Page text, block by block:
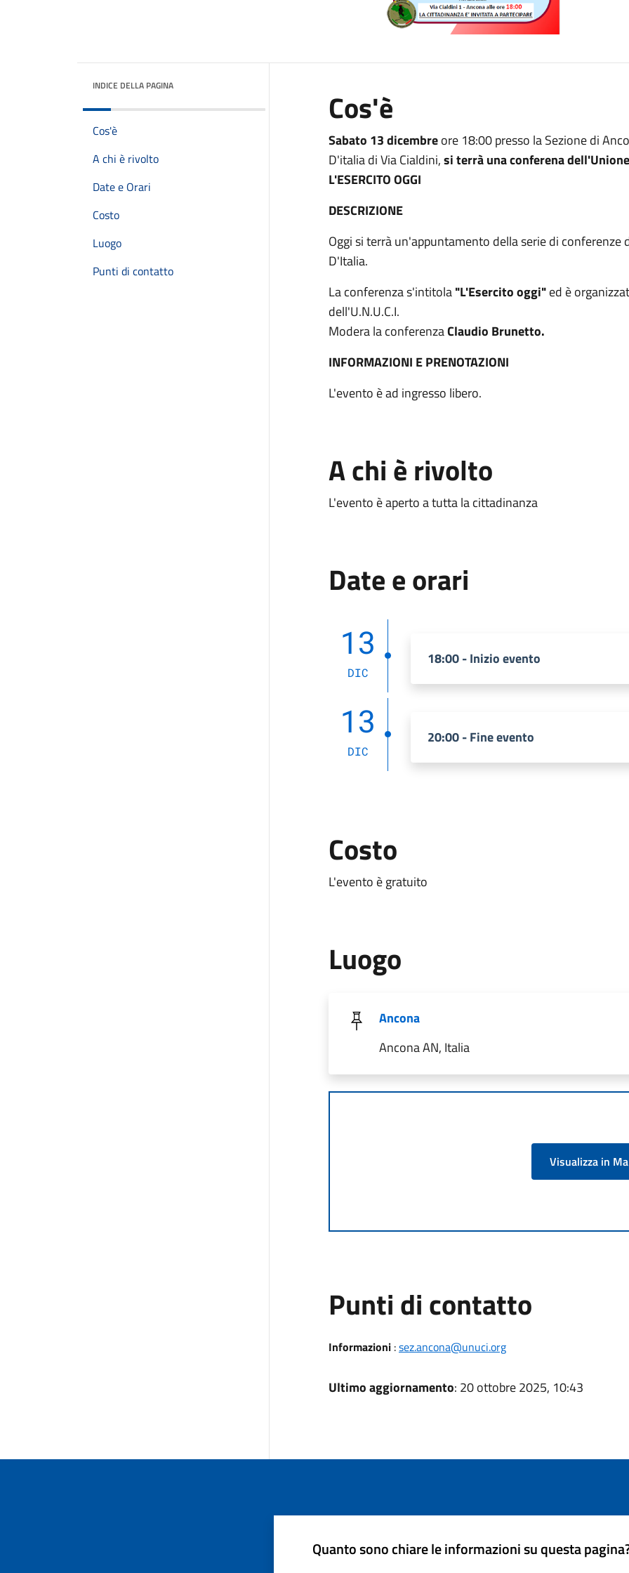
INDICE DELLA PAGINA
Cos'è
A chi è rivolto
Date e Orari
Costo
Luogo
Punti di contatto
Cos'è
Sabato 13 dicembreore 18:00 presso la Sezione di
D'italia di Via Cialdini,si terrà una conferena
L'ESERCITO OGGI
DESCRIZIONE
Oggi si terrà un'appuntamento della serie di
D'Italia.
La conferenza s'intitola"L'Esercito oggi"ed è
dell'U.N.U.C.I.
Modera la conferenzaClaudio Brunetto.
INFORMAZIONI E PRENOTAZIONI
L'evento è ad ingresso libero.
A chi è rivolto
L'evento è aperto a tutta la cittadinanza
Date e orari
13
DIC
18:00 - Inizio evento
13
DIC
20:00 - Fine evento
Costo
L'evento è gratuito
Luogo
Ancona
Ancona AN, Italia
Visualizza in
Punti di contatto
Informazioni:sez.ancona@unuci.org
Ultimo aggiornamento: 20 ottobre 2025, 10:43
Quanto sono chiare le informazioni su questa